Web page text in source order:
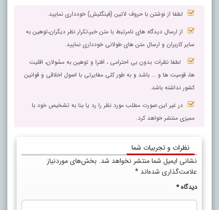
لطفا از نوشتن با حروف لاتین (فینگلیش) خودداری نمایید.
از ارسال دیدگاه های نامرتبط با متن خبر،تکرار نظر دیگران،توهین به
سایر کاربران و ارسال متن های طولانی خودداری نمایید.
لطفا نظرات بدون بی احترامی ، افترا و توهین به مسٔولان، اقلیت
ها، قومیت ها و ... باشد و به طور کلی مغایرتی با اصول اخلاقی و قوانین
کشور نداشته باشد.
در غیر این صورت مطلب مورد نظر را رد یا بنا به تشخیص خود با
ممیزی منتشر خواهد کرد.
نظرات و تجربیات شما
نشانی ایمیل شما منتشر نخواهد شد. بخش‌های موردنیاز
علامت‌گذاری شده‌اند *
دیدگاه*